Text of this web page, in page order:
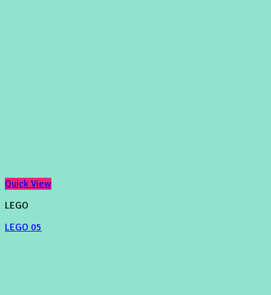
Quick View
LEGO
LEGO 05